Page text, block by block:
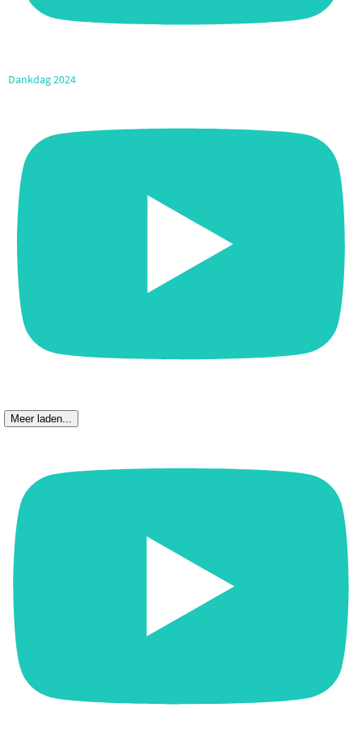
Dankdag 2024
Meer laden...